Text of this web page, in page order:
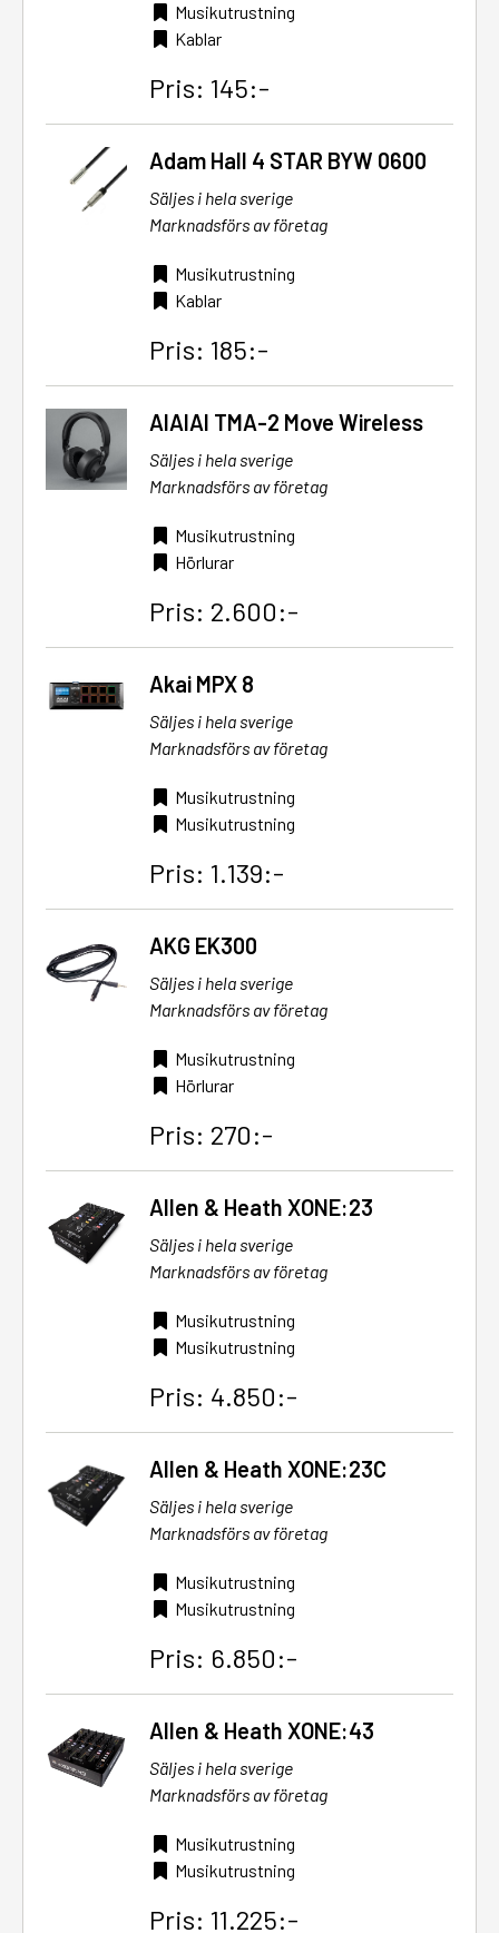
Musikutrustning
Kablar
Pris: 145:-
Adam Hall 4 STAR BYW 0600
Säljes i hela sverige
Marknadsförs av företag
Musikutrustning
Kablar
Pris: 185:-
AIAIAI TMA-2 Move Wireless
Säljes i hela sverige
Marknadsförs av företag
Musikutrustning
Hörlurar
Pris: 2.600:-
Akai MPX 8
Säljes i hela sverige
Marknadsförs av företag
Musikutrustning
Musikutrustning
Pris: 1.139:-
AKG EK300
Säljes i hela sverige
Marknadsförs av företag
Musikutrustning
Hörlurar
Pris: 270:-
Allen & Heath XONE:23
Säljes i hela sverige
Marknadsförs av företag
Musikutrustning
Musikutrustning
Pris: 4.850:-
Allen & Heath XONE:23C
Säljes i hela sverige
Marknadsförs av företag
Musikutrustning
Musikutrustning
Pris: 6.850:-
Allen & Heath XONE:43
Säljes i hela sverige
Marknadsförs av företag
Musikutrustning
Musikutrustning
Pris: 11.225:-